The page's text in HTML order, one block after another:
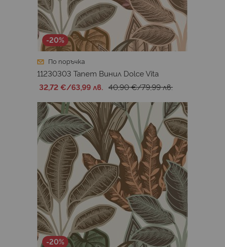
-20%
По поръчка
11230303 Тапет Винил Dolce Vita
32,72 €/63,99 лв. 40,90 €/79,99 лв.
-20%